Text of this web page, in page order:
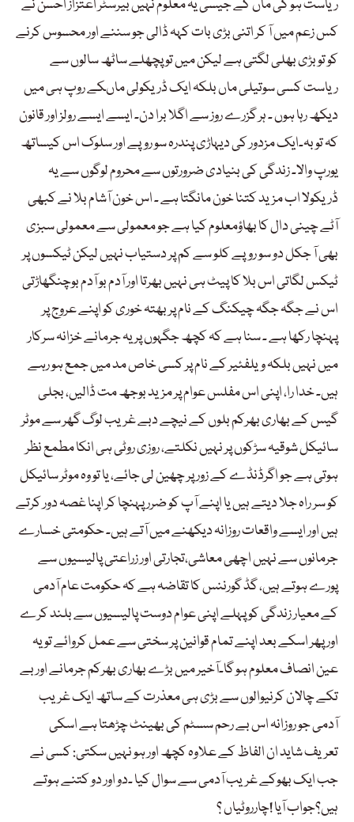
ریاست ہو گی ماں کے جیسی یہ معلوم نہیں بیرسٹر اعتزاز احسن نے
کس زعم میں آ کر اتنی بڑی بات کہہ ڈالی جو سننے اور محسوس کرنے
کو تو بڑی بھلی لگتی ہے لیکن میں تو پچھلے ساٹھ سالوں سے
ریاست کسی سوتیلی ماں بلکہ ایک ڈریکولی ماںکے روپ ہی میں
دیکھ رہا ہوں ۔ ہر گزرے روز سے اگلا برا دن۔ ایسے ایسے رولز اور قانون
کہ توبہ۔ایک مزدور کی دیہاڑی پندرہ سو روپے اور سلوک اس کیساتھ
یورپ والا۔ زندگی کی بنیادی ضرورتوں سے محروم لوگوں سے یہ
ڈریکولا اب مزید کتنا خون مانگتا ہے ۔ اس خون آشام بلا نے کبھی
آٹے چینی دال کا بھاؤمعلوم کیا ہے جو معمولی سے معمولی سبزی
بھی آ جکل دو سو روپے کلو سے کم پر دستیاب نہیں لیکن ٹیکسوں پر
ٹیکس لگاتی اس بلا کا پیٹ ہی نہیں بھرتا اور آدم بو آدم بوچنگھاڑتی
اس نے جگہ جگہ چیکنگ کے نام پر بھتہ خوری کو اپنے عروج پر
پہنچا رکھا ہے ۔ سنا ہے کہ کچھ جگہوں پر یہ جرمانے خزانہ سرکار
میں نہیں بلکہ ویلفئیر کے نام پر کسی خاص مد میں جمع ہو رہے
ہیں۔ خدا را، اپنی اس مفلس عوام پر مزید بوجھ مت ڈالیں، بجلی
گیس کے بھاری بھرکم بلوں کے نیچے دبے غریب لوگ گھر سے موٹر
سائیکل شوقیہ سڑکوں پر نہیں نکلتے، روزی روٹی ہی انکا مطمع نظر
ہوتی ہے جو اگرڈنڈے کے زور پر چھین لی جائے، یا تو وہ موٹر سائیکل
کو سر راہ جلا دیتے ہیں یا اپنے آپ کو ضرر پہنچا کر اپنا غصہ دور کرتے
ہیں اور ایسے واقعات روزانہ دیکھنے میں آتے ہیں۔ حکومتی خسارے
جرمانوں سے نہیں اچھی معاشی،تجارتی اور زراعتی پالیسیوں سے
پورے ہوتے ہیں، گڈ گورننس کا تقاضہ ہے کہ حکومت عام آدمی
کے معیار زندگی کو پہلے اپنی عوام دوست پالیسیوں سے بلند کرے
اور پھر اسکے بعد اپنے تمام قوانین پر سختی سے عمل کروائے تو یہ
عین انصاف معلوم ہو گا۔آخیر میں بڑے بھاری بھرکم جرمانے اور بے
تکے چالان کرنیوالوں سے بڑی ہی معذرت کے ساتھ ایک غریب
آدمی جو روزانہ اس بے رحم سسٹم کی بھینٹ چڑھتا ہے اسکی
تعریف شاید ان الفاظ کے علاوہ کچھ اور ہو نہیں سکتی: کسی نے
جب ایک بھوکے غریب آدمی سے سوال کیا ۔دو اور دو کتنے ہوتے
ہیں؟جواب آیا !چارروٹیاں ؟